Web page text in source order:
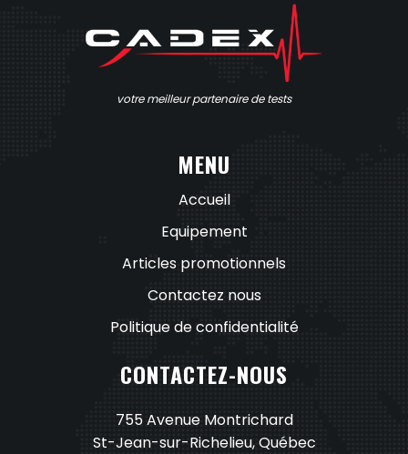
votre meilleur partenaire de tests
MENU
Accueil
Equipement
Articles promotionnels
Contactez nous
Politique de confidentialité
CONTACTEZ-NOUS
755 Avenue Montrichard
St-Jean-sur-Richelieu, Québec